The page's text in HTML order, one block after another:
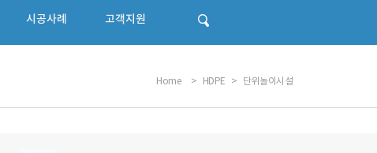
시공사례 고객지원
Home > HDPE > 단위놀이시설